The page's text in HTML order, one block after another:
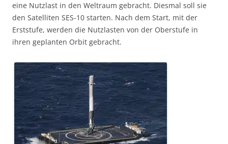
eine Nutzlast in den Weltraum gebracht. Diesmal soll sie
den Satelliten SES-10 starten. Nach dem Start, mit der
Erststufe, werden die Nutzlasten von der Oberstufe in
ihren geplanten Orbit gebracht.